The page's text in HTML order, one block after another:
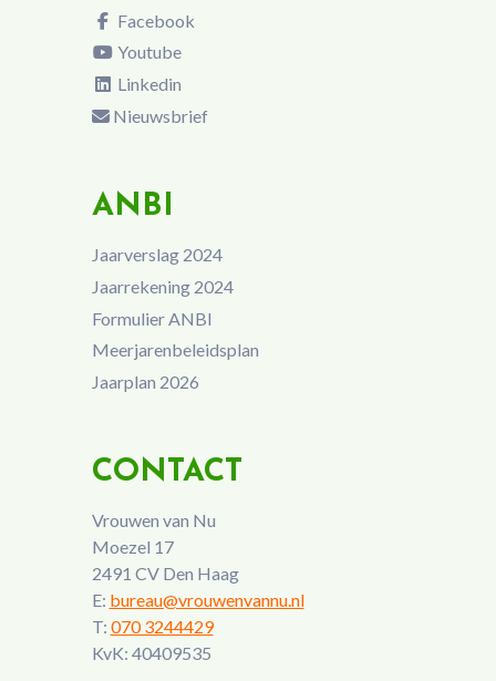
Facebook
Youtube
Linkedin
Nieuwsbrief
ANBI
Jaarverslag 2024
Jaarrekening 2024
Formulier ANBI
Meerjarenbeleidsplan
Jaarplan 2026
CONTACT
Vrouwen van Nu
Moezel 17
2491 CV Den Haag
E: bureau@vrouwenvannu.nl
T: 070 3244429
KvK: 40409535